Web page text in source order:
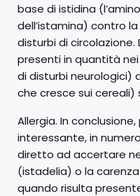
base di istidina
dell’istamina) contro
disturbi di
presenti in quantità
di disturbi neurologici)
che cresce sui cereali)
Allergia. In
interessante, in
diretto ad accertare
(istadelia) o la
quando risulta